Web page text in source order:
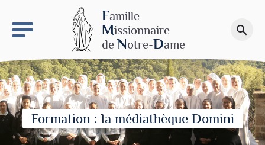
Famille
Missionnaire
de Notre-Dame
search
Faire un don
Formation : la médiathèque Domini